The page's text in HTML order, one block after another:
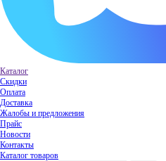
Каталог
Скидки
Оплата
Доставка
Жалобы и предложения
Прайс
Новости
Контакты
Каталог товаров